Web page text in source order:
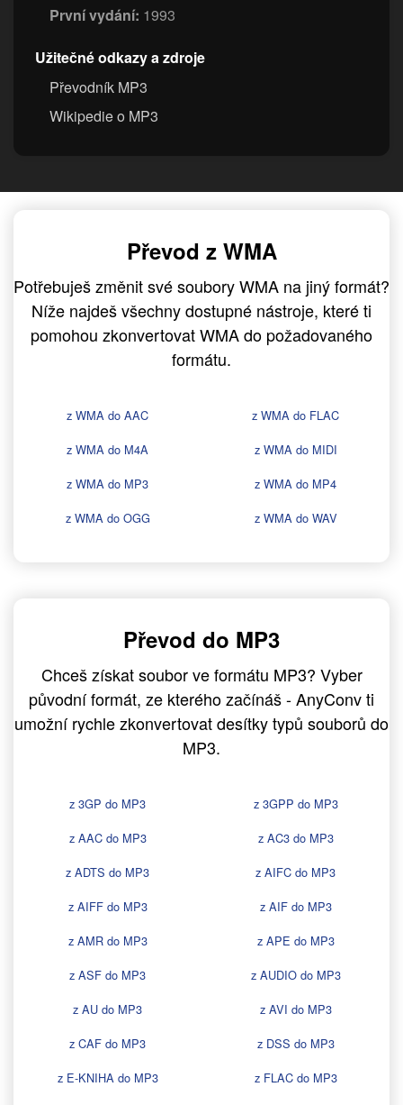
První vydání: 1993
Užitečné odkazy a zdroje
Převodník MP3
Wikipedie o MP3
Převod z WMA
Potřebuješ změnit své soubory WMA na jiný formát?
Níže najdeš všechny dostupné nástroje, které ti
pomohou zkonvertovat WMA do požadovaného
formátu.
z WMA do AAC
z WMA do FLAC
z WMA do M4A
z WMA do MIDI
z WMA do MP3
z WMA do MP4
z WMA do OGG
z WMA do WAV
Převod do MP3
Chceš získat soubor ve formátu MP3? Vyber
původní formát, ze kterého začínáš - AnyConv ti
umožní rychle zkonvertovat desítky typů souborů do
MP3.
z 3GP do MP3
z 3GPP do MP3
z AAC do MP3
z AC3 do MP3
z ADTS do MP3
z AIFC do MP3
z AIFF do MP3
z AIF do MP3
z AMR do MP3
z APE do MP3
z ASF do MP3
z AUDIO do MP3
z AU do MP3
z AVI do MP3
z CAF do MP3
z DSS do MP3
z E-KNIHA do MP3
z FLAC do MP3